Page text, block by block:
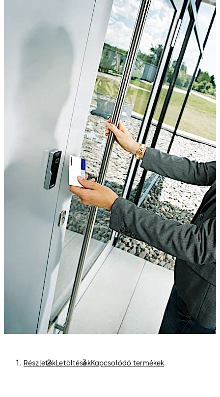
manuálisan frissítse a belépési jogokat vagy hogy
letöltse az ajtó által gyűjtött adatokat.
A CardLink/AOC megoldja ezt a problémát, mivel
egyszerűsíti a belépési jogok frissítését offline
eszközökön, így az üzemeltetési költségek alacsony
szinten tarthatók. Ahelyett, hogy manuálisan frissítené a
belépési jogokat minden egyes ajtónál, a kezelő a
felhasználók beléptető kártyáit utasítja arra, hogy
vigyék el ezeket az utasításokat az ajtókhoz. A
felhasználók ezeket az utasításokat stratégiai
pontokon, például a személyzeti bejáratnál, a liftek
előterében vagy a büfében elhelyezett frissítő
termináloknál kapják meg.
Egy kitűző elvesztéséből vagy ellopásából fakadó
biztonsági kockázat csökkentéséhez a belépési jogok
rövidebb érvényességi időszakra, pl. látogatók esetében
két órára, alkalmazottaknál pedig nyolc órára adhatók
meg. Ezen kívül ezek a belépési jogok automatikusan
„érvényesítésre” kerülnek a frissítő termináloknál,
valahányszor a kitűző birtokosa belép a létesítménybe,
illetve „érvénytelenítésre” kerülnek távozásnál.
RészletekLetöltésekKapcsolódó termékek